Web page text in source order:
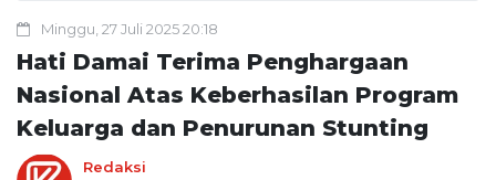
Minggu, 27 Juli 2025 20:18
Hati Damai Terima Penghargaan
Nasional Atas Keberhasilan Program
Keluarga dan Penurunan Stunting
Redaksi